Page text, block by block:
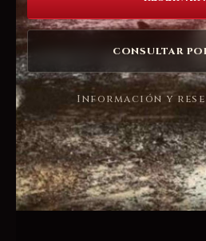
CONSULTAR
Información y